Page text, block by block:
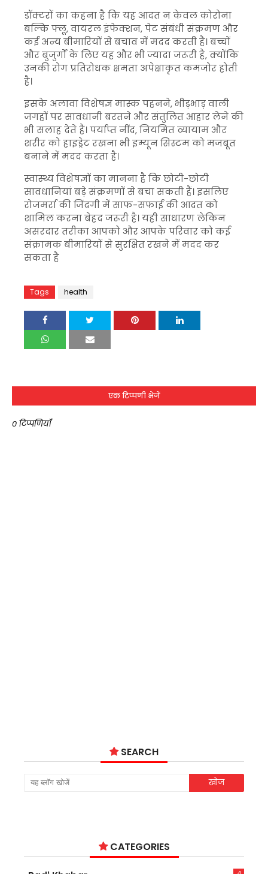
डॉक्टरों का कहना है कि यह आदत न केवल कोरोना
बल्कि फ्लू, वायरल इंफेक्शन, पेट संबंधी संक्रमण और
कई अन्य बीमारियों से बचाव में मदद करती है। बच्चों
और बुजुर्गों के लिए यह और भी ज्यादा जरूरी है, क्योंकि
उनकी रोग प्रतिरोधक क्षमता अपेक्षाकृत कमजोर होती
है।
इसके अलावा विशेषज्ञ मास्क पहनने, भीड़भाड़ वाली
जगहों पर सावधानी बरतने और संतुलित आहार लेने की
भी सलाह देते हैं। पर्याप्त नींद, नियमित व्यायाम और
शरीर को हाइड्रेट रखना भी इम्यून सिस्टम को मजबूत
बनाने में मदद करता है।
स्वास्थ्य विशेषज्ञों का मानना है कि छोटी-छोटी
सावधानियां बड़े संक्रमणों से बचा सकती हैं। इसलिए
रोजमर्रा की जिंदगी में साफ-सफाई की आदत को
शामिल करना बेहद जरूरी है। यही साधारण लेकिन
असरदार तरीका आपको और आपके परिवार को कई
संक्रामक बीमारियों से सुरक्षित रखने में मदद कर
सकता है
Tags health
एक टिप्पणी भेजें
0 टिप्पणियाँ
SEARCH
CATEGORIES